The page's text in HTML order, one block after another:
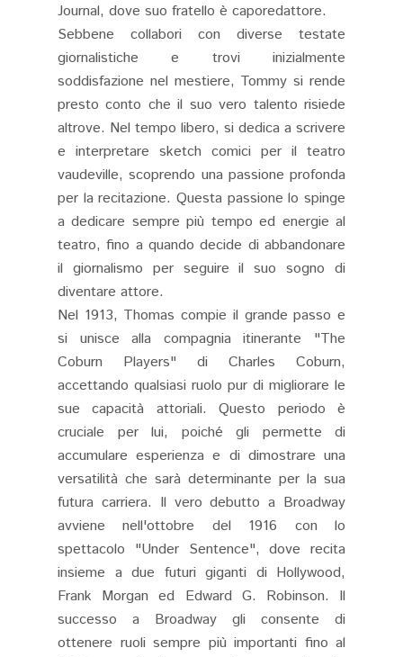
Journal, dove suo fratello è caporedattore.
Sebbene collabori con diverse testate
giornalistiche e trovi inizialmente
soddisfazione nel mestiere, Tommy si rende
presto conto che il suo vero talento risiede
altrove. Nel tempo libero, si dedica a scrivere
e interpretare sketch comici per il teatro
vaudeville, scoprendo una passione profonda
per la recitazione. Questa passione lo spinge
a dedicare sempre più tempo ed energie al
teatro, fino a quando decide di abbandonare
il giornalismo per seguire il suo sogno di
diventare attore.
Nel 1913, Thomas compie il grande passo e
si unisce alla compagnia itinerante "The
Coburn Players" di Charles Coburn,
accettando qualsiasi ruolo pur di migliorare le
sue capacità attoriali. Questo periodo è
cruciale per lui, poiché gli permette di
accumulare esperienza e di dimostrare una
versatilità che sarà determinante per la sua
futura carriera. Il vero debutto a Broadway
avviene nell'ottobre del 1916 con lo
spettacolo "Under Sentence", dove recita
insieme a due futuri giganti di Hollywood,
Frank Morgan ed Edward G. Robinson. Il
successo a Broadway gli consente di
ottenere ruoli sempre più importanti fino al